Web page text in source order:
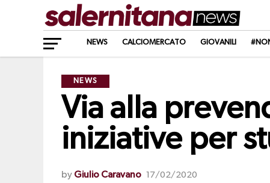
NEWS CALCIOMERCATO GIOVANILI
NEWS
Via alla
iniziative per
by Giulio Caravano 17/02/2020